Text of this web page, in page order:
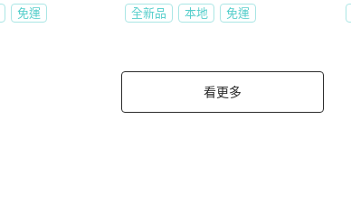
免運 全新品 本地 免運
看更多